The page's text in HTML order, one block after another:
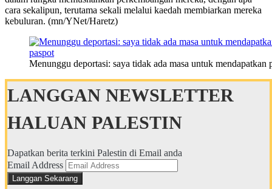
cara sekalipun, terutama sekali melalui kaedah membiarkan mereka
kebuluran. (mn/YNet/Haretz)
Menunggu deportasi: saya tidak ada masa untuk mendapatkan
LANGGAN NEWSLETTER
HALUAN PALESTIN
Dapatkan berita terkini Palestin di Email anda
Email Address